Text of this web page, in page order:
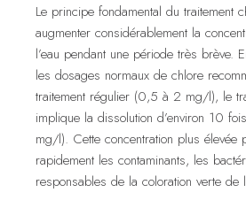
Le principe fondamental du traitement
augmenter considérablement la
l’eau pendant une période très brève.
les dosages normaux de chlore
traitement régulier (0,5 à 2 mg/l), le
implique la dissolution d’environ 10
mg/l). Cette concentration plus élevée
rapidement les contaminants, les
responsables de la coloration verte de